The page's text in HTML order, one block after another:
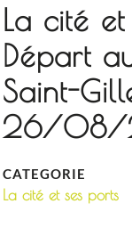
La cité et
Départ
Saint-
26/08/
CATEGORIE
La cité et ses ports